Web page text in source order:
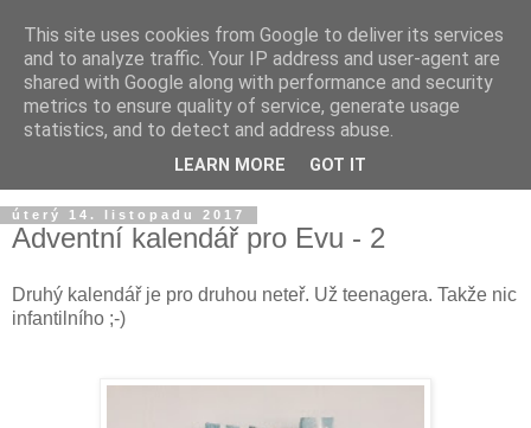
úterý 14. listopadu 2017
Adventní kalendář pro Evu - 2
Druhý kalendář je pro druhou neteř. Už teenagera. Takže nic
infantilního ;-)
This site uses cookies from Google to deliver its services
and to analyze traffic. Your IP address and user-agent are
shared with Google along with performance and security
metrics to ensure quality of service, generate usage
statistics, and to detect and address abuse.
LEARN MORE GOT IT